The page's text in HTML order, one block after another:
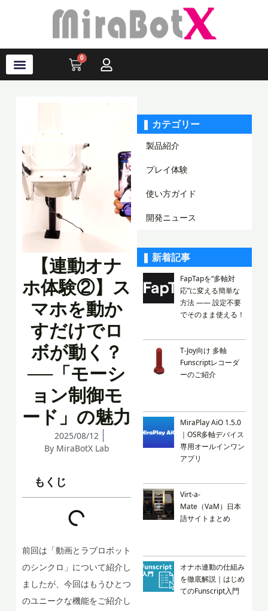
ス
ッ
0
Cart
【連動オナ
ホ体験②】ス
マホを動か
すだけでロ
ボが動く？
──「モーシ
ョン制御モ
ード」の魅力
2025/08/12
ByMiraBotX Lab
もくじ
前回は「動画とラブロボット
のシンクロ」について紹介し
ましたが、今回はもうひとつ
のユニークな機能をご紹介し
❚ カテゴリー
製品紹介
プレイ体験
使い方ガイド
開発ニュース
❚ 新着記事
FapTapを“多軸対
応”に変える簡単な
方法 —— 設定不要
でそのまま使える！
T-Joy向け 多軸
Funscriptレコーダ
ーのご紹介
MiraPlay AiO 1.5.0
｜OSR多軸デバイス
専用オールインワン
アプリ
Virt-a-
Mate（VaM）日本
語サイトまとめ
オナホ連動の仕組み
を徹底解説｜はじめ
てのFunscript入門